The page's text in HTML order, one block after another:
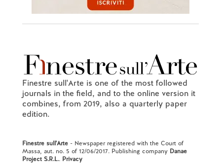
Finestre sull'Arte is one of the most followed
journals in the field, and to the online version it
combines, from 2019, also a quarterly paper
edition.
Finestre sull'Arte- Newspaper registered with the Court of
Massa, aut. no. 5 of 12/06/2017. Publishing company Danae
Project S.R.L.. Privacy